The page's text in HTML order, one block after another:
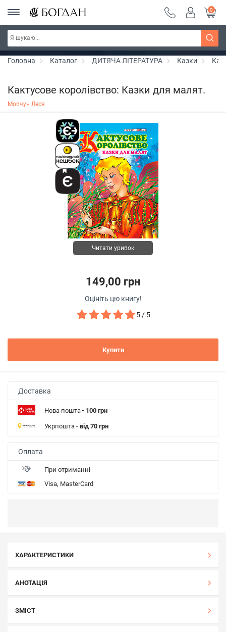
РОЗПРОДАЖ ~ 150 грн ~ 200 грн ~ 250 грн ~
300 грн ~ РОЗПРОДАЖ
Дізнатись більше
0
Головна Каталог ДИТЯЧА ЛІТЕРАТУРА Казки
Кактусове королівство: Казки для малят.
Мовчун Леся
Читати уривок
149,00 грн
Оцініть цю книгу!
5 / 5
Купити
Доставка
Нова пошта- 100 грн
Укрпошта- від 70 грн
Оплата
При отриманні
Visa, MasterCard
ХАРАКТЕРИСТИКИ
АНОТАЦІЯ
ЗМІСТ